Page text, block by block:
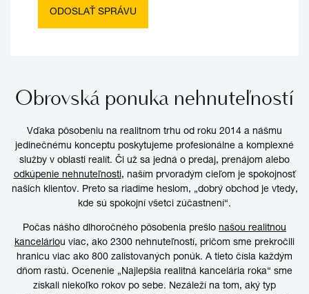
Obrovská ponuka nehnuteľností
Vďaka pôsobeniu na realitnom trhu od roku 2014 a nášmu
jedinečnému konceptu poskytujeme profesionálne a komplexné
služby v oblasti realít. Či už sa jedná o predaj, prenájom alebo
odkúpenie nehnuteľnosti, naším prvoradým cieľom je spokojnosť
našich klientov. Preto sa riadime heslom, „dobrý obchod je vtedy,
kde sú spokojní všetci zúčastnení“.
Počas nášho dlhoročného pôsobenia prešlo našou realitnou
kanceláriou viac, ako 2300 nehnuteľností, pričom sme prekročili
hranicu viac ako 800 zalistovaných ponúk. A tieto čísla každým
dňom rastú. Ocenenie „Najlepšia realitná kancelária roka“ sme
získali niekoľko rokov po sebe. Nezáleží na tom, aký typ